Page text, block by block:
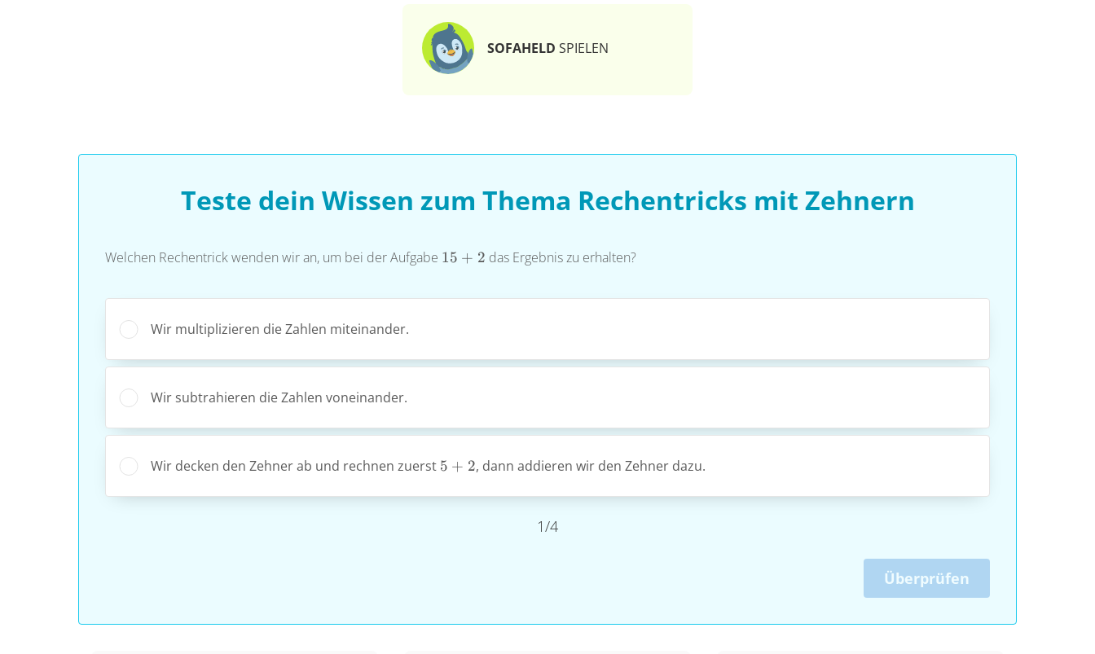
SOFAHELD SPIELEN
Teste dein Wissen zum Thema Rechentricks mit Zehnern
Welchen Rechentrick wenden wir an, um bei der Aufgabe 15+2
15 + 2 das Ergebnis zu erhalten?
Wir multiplizieren die Zahlen miteinander.
Wir subtrahieren die Zahlen voneinander.
Wir decken den Zehner ab und rechnen zuerst 5+2
5 + 2, dann addieren wir den Zehner dazu.
1/4
Überprüfen